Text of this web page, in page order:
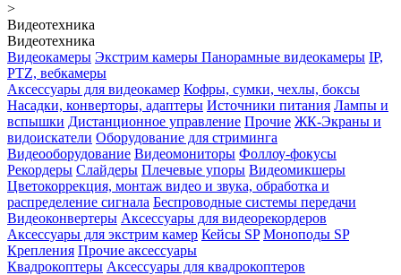
>
Видеотехника
Видеотехника
Видеокамеры Экстрим камеры Панорамные видеокамеры IP,
PTZ, вебкамеры
Аксессуары для видеокамер Кофры, сумки, чехлы, боксы
Насадки, конверторы, адаптеры Источники питания Лампы и
вспышки Дистанционное управление Прочие ЖК-Экраны и
видоискатели Оборудование для стриминга
Видеооборудование Видеомониторы Фоллоу-фокусы
Рекордеры Слайдеры Плечевые упоры Видеомикшеры
Цветокоррекция, монтаж видео и звука, обработка и
распределение сигнала Беспроводные системы передачи
Видеоконвертеры Аксессуары для видеорекордеров
Аксессуары для экстрим камер Кейсы SP Моноподы SP
Крепления Прочие аксессуары
Квадрокоптеры Аксессуары для квадрокоптеров